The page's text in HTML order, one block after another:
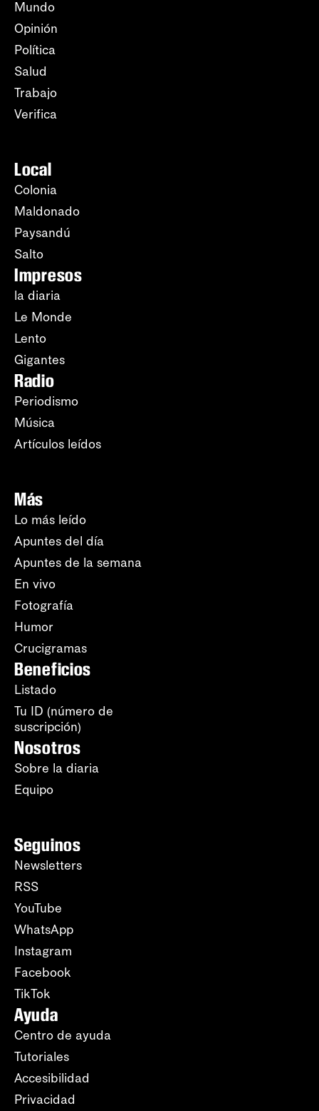
Mundo
Opinión
Política
Salud
Trabajo
Verifica
Local
Colonia
Maldonado
Paysandú
Salto
Impresos
la diaria
Le Monde
Lento
Gigantes
Radio
Periodismo
Música
Artículos leídos
Más
Lo más leído
Apuntes del día
Apuntes de la semana
En vivo
Fotografía
Humor
Crucigramas
Beneficios
Listado
Tu ID (número de
suscripción)
Nosotros
Sobre la diaria
Equipo
Seguinos
Newsletters
RSS
YouTube
WhatsApp
Instagram
Facebook
TikTok
Ayuda
Centro de ayuda
Tutoriales
Accesibilidad
Privacidad